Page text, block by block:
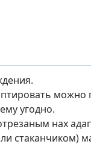
можно
угодно.
нах
стаканчиком)